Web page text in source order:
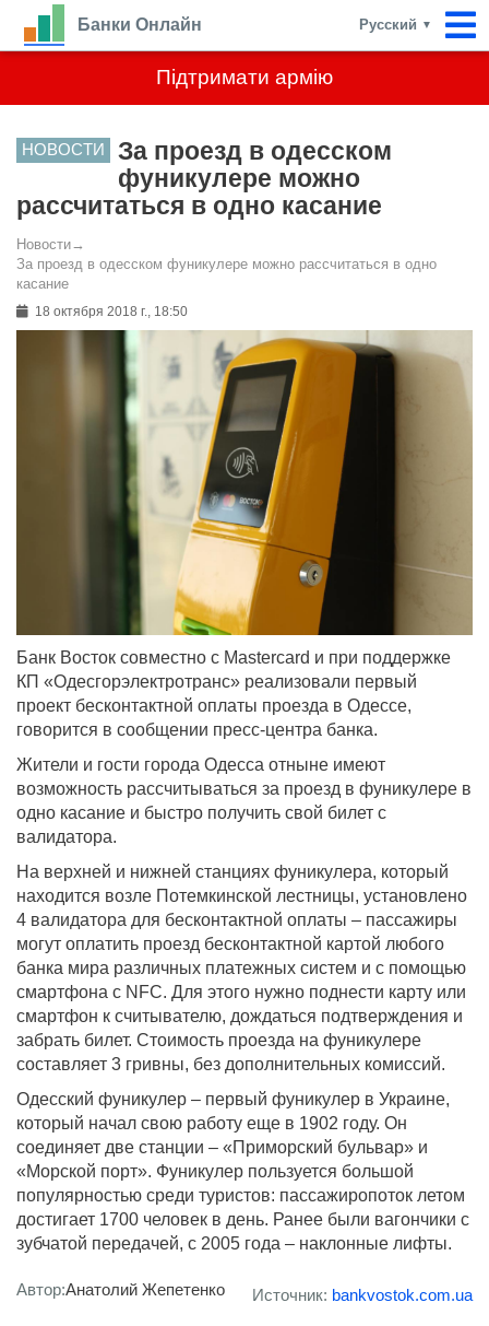
Підтримати армію
Банки Онлайн Русский ▼
НОВОСТИ
За проезд в одесском
фуникулере можно
рассчитаться в одно касание
Новости→
За проезд в одесском фуникулере можно рассчитаться в одно
касание
18 октября 2018 г., 18:50
Банк Восток совместно с Mastercard и при поддержке
КП «Одесгорэлектротранс» реализовали первый
проект бесконтактной оплаты проезда в Одессе,
говорится в сообщении пресс-центра банка.
Жители и гости города Одесса отныне имеют
возможность рассчитываться за проезд в фуникулере в
одно касание и быстро получить свой билет с
валидатора.
На верхней и нижней станциях фуникулера, который
находится возле Потемкинской лестницы, установлено
4 валидатора для бесконтактной оплаты – пассажиры
могут оплатить проезд бесконтактной картой любого
банка мира различных платежных систем и с помощью
смартфона с NFC. Для этого нужно поднести карту или
смартфон к считывателю, дождаться подтверждения и
забрать билет. Стоимость проезда на фуникулере
составляет 3 гривны, без дополнительных комиссий.
Одесский фуникулер – первый фуникулер в Украине,
который начал свою работу еще в 1902 году. Он
соединяет две станции – «Приморский бульвар» и
«Морской порт». Фуникулер пользуется большой
популярностью среди туристов: пассажиропоток летом
достигает 1700 человек в день. Ранее были вагончики с
зубчатой передачей, с 2005 года – наклонные лифты.
Автор:Анатолий Жепетенко Источник: bankvostok.com.ua